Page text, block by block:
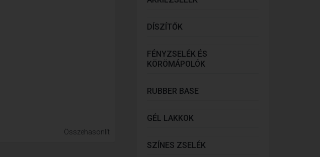
Összehasonlít
DÍSZÍTŐK
FÉNYZSELÉK ÉS
KÖRÖMÁPOLÓK
RUBBER BASE
GÉL LAKKOK
SZÍNES ZSELÉK